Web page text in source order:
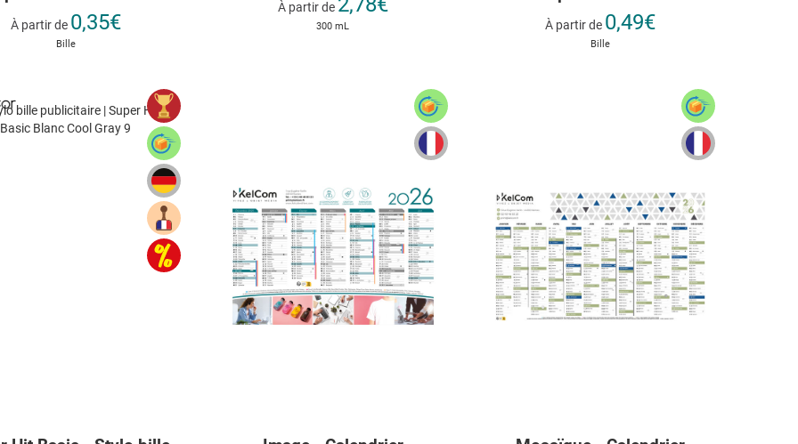
À partir de 0,35€
Bille
À partir de
300 mL À partir de 0,49€
Bille